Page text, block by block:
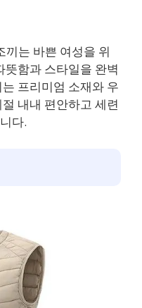
끼는 바쁜 여성을 위
함과 스타일을 완벽
프리미엄 소재와 우
내내 편안하고 세련
다.